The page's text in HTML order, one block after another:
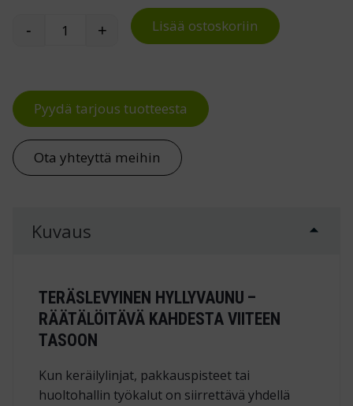
Hyllyvaunu teräslevystä kahdella- tai kolmella
- + Lisää ostoskoriin
Pyydä tarjous tuotteesta
Ota yhteyttä meihin
Kuvaus
TERÄSLEVYINEN HYLLYVAUNU –
RÄÄTÄLÖITÄVÄ KAHDESTA VIITEEN
TASOON
Kun keräilylinjat, pakkauspisteet tai
huoltohallin työkalut on siirrettävä yhdellä